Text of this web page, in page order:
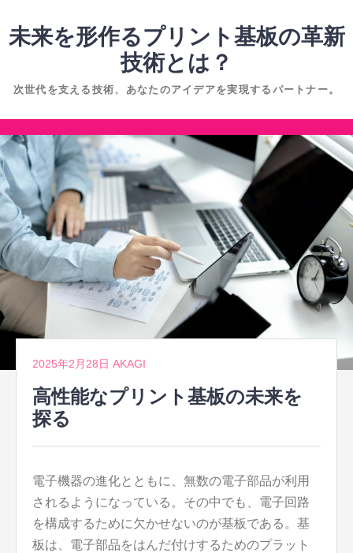
ン
へ
ス
キ
ッ
プ
未来を形作るプリント基板の革新
技術とは？
次世代を支える技術、あなたのアイデアを実現するパートナー。
コ
ン
テ
ン
ツ
へ
ス
ッ
プ
2025年2月28日 AKAGI
高性能なプリント基板の未来を
探る
電子機器の進化とともに、無数の電子部品が利用
されるようになっている。 その中でも、電子回路
を構成するために欠かせないのが基板である。基
板は、電子部品をはんだ付けするためのプラット